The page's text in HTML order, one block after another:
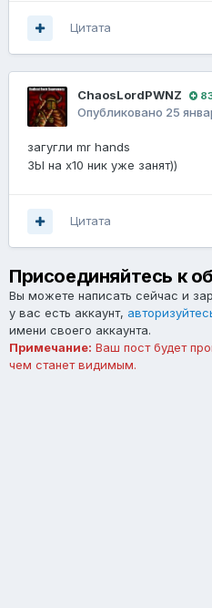
Цитата
ChaosLordPWNZ
Опубликовано 25
загугли mr hands
ЗЫ на х10 ник уже занят))
Цитата
Присоединяйтесь к
Вы можете написать сейчас и
у вас есть аккаунт,
имени своего аккаунта.
Примечание: Ваш пост будет
чем станет видимым.